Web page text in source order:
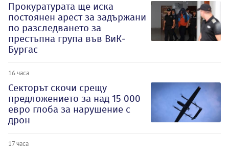
Прокуратурата ще иска
постоянен арест за задържани
по разследването за
престъпна група във ВиК-
Бургас
16 часа
Секторът скочи срещу
предложението за над 15 000
евро глоба за нарушение с
дрон
17 часа